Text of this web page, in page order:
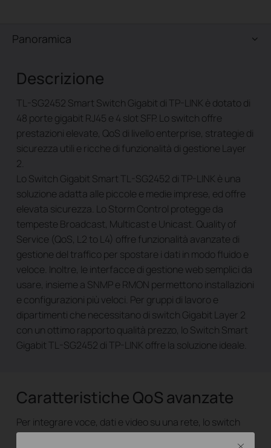
Panoramica
Descrizione
TL-SG2452 Smart Switch Gigabit di TP-LINK è dotato di
48 porte gigabit RJ45 e 4 slot SFP. Lo switch offre
prestazioni elevate, QoS di livello enterprise, strategie di
sicurezza utili e ricche di funzionalità di gestione Layer
2.
Lo Switch Gigabit Smart TL-SG2452 di TP-LINK è una
soluzione adatta alle piccole e medie imprese, ed offre
elevata sicurezza. Lo Storm Control protegge da
tempeste Broadcast, Multicast e Unicast. Quality of
Service (QoS, L2 to L4) offre funzionalità avanzate di
gestione del traffico per spostare i dati in modo fluido e
veloce. Inoltre, le interfacce di gestione web semplici da
usare, insieme a SNMP e RMON permettono installazioni
e configurazioni più veloci. Per gruppi di lavoro e
dipartimenti che necessitano di switch Gigabit Layer 2
con un ottimo rapporto qualità prezzo, lo Switch Smart
Gigabit TL-SG2452 di TP-LINK offre la soluzione ideale.
Caratteristiche QoS avanzate
Per integrare voce, dati e video su una rete, lo switch
applica elevate politiche QoS. L'amministratore può